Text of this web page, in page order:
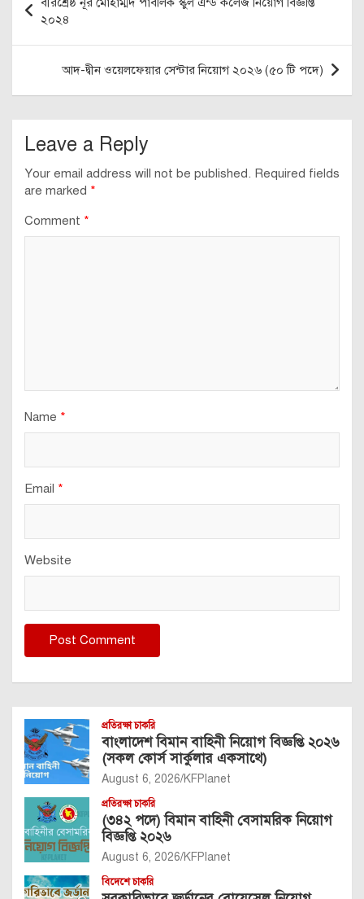
navigation
২০২৪
আদ-দ্বীন ওয়েলফেয়ার সেন্টার নিয়োগ ২০২৬ (৫০ টি পদে)
Leave a Reply
Your email address will not be published. Required fields
are marked *
Comment *
Name *
Email *
Website
প্রতিরক্ষা চাকরি
বাংলাদেশ বিমান বাহিনী নিয়োগ বিজ্ঞপ্তি ২০২৬
(সকল কোর্স সার্কুলার একসাথে)
August 6, 2026 KFPlanet
প্রতিরক্ষা চাকরি
(৩৪২ পদে) বিমান বাহিনী বেসামরিক নিয়োগ
বিজ্ঞপ্তি ২০২৬
August 6, 2026 KFPlanet
বিদেশে চাকরি